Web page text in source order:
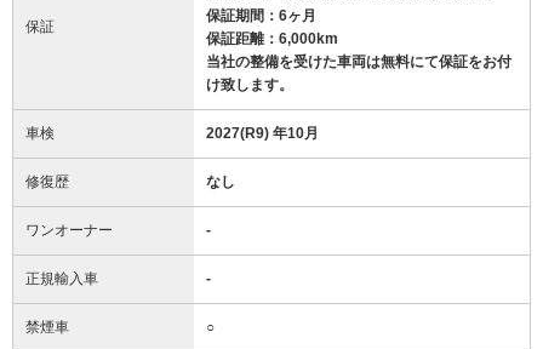
保証
保証期間：6ヶ月
保証距離：6,000km
当社の整備を受けた車両は無料にて保証をお付
け致します。
車検 2027(R9) 年10月
修復歴 なし
ワンオーナー -
正規輸入車 -
禁煙車 ○